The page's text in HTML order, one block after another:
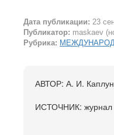
Дата публикации: 23
Публикатор: maskaev
Рубрика:
АВТОР: А. И.
ИСТОЧНИК: